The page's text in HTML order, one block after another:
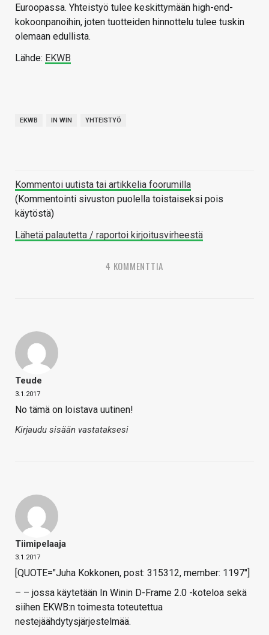
Euroopassa. Yhteistyö tulee keskittymään high-end-
kokoonpanoihin, joten tuotteiden hinnottelu tulee tuskin
olemaan edullista.
Lähde: EKWB
EKWB IN WIN YHTEISTYÖ
Kommentoi uutista tai artikkelia foorumilla
(Kommentointi sivuston puolella toistaiseksi pois
käytöstä)
Lähetä palautetta / raportoi kirjoitusvirheestä
4 KOMMENTTIA
Teude
3.1.2017
No tämä on loistava uutinen!
Kirjaudu sisään vastataksesi
Tiimipelaaja
3.1.2017
[QUOTE="Juha Kokkonen, post: 315312, member: 1197"]
– – jossa käytetään In Winin D-Frame 2.0 -koteloa sekä
siihen EKWB:n toimesta toteutettua
nestejäähdytysjärjestelmää.